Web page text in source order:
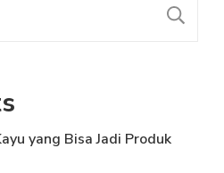
yang Bisa Jadi Produk